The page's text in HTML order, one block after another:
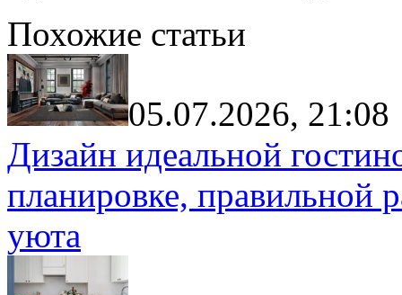
Похожие статьи
05.07.2026, 21:08
Дизайн идеальной
планировке, правильной
уюта